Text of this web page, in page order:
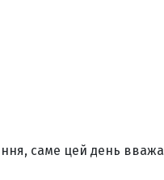
саме цей день